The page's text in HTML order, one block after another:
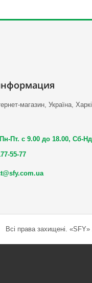
магазин, Україна,
Пн-Пт. с 9.00 до 18.00, Сб-
55-77
Всі права захищені.